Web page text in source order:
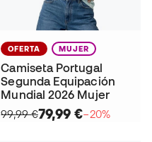
OFERTA MUJER
Camiseta Portugal
Segunda Equipación
Mundial 2026 Mujer
99,99 €79,99 €−20%